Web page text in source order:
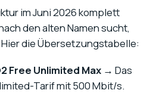
im Juni 2026 komplett
den alten Namen sucht,
die Übersetzungstabelle:
Free Unlimited Max → Das
Tarif mit 500 Mbit/s.